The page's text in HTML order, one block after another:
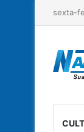
sexta-